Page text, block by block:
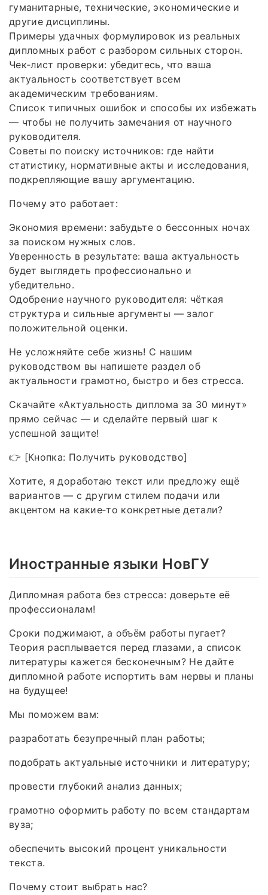
гуманитарные, технические, экономические и
другие дисциплины.
Примеры удачных формулировок из реальных
дипломных работ с разбором сильных сторон.
Чек‑лист проверки: убедитесь, что ваша
актуальность соответствует всем
академическим требованиям.
Список типичных ошибок и способы их избежать
— чтобы не получить замечания от научного
руководителя.
Советы по поиску источников: где найти
статистику, нормативные акты и исследования,
подкрепляющие вашу аргументацию.
Почему это работает:
Экономия времени: забудьте о бессонных ночах
за поиском нужных слов.
Уверенность в результате: ваша актуальность
будет выглядеть профессионально и
убедительно.
Одобрение научного руководителя: чёткая
структура и сильные аргументы — залог
положительной оценки.
Не усложняйте себе жизнь! С нашим
руководством вы напишете раздел об
актуальности грамотно, быстро и без стресса.
Скачайте «Актуальность диплома за 30 минут»
прямо сейчас — и сделайте первый шаг к
успешной защите!
👉 [Кнопка: Получить руководство]
Хотите, я доработаю текст или предложу ещё
вариантов — с другим стилем подачи или
акцентом на какие‑то конкретные детали?
Иностранные языки НовГУ
Дипломная работа без стресса: доверьте её
профессионалам!
Сроки поджимают, а объём работы пугает?
Теория расплывается перед глазами, а список
литературы кажется бесконечным? Не дайте
дипломной работе испортить вам нервы и планы
на будущее!
Мы поможем вам:
разработать безупречный план работы;
подобрать актуальные источники и литературу;
провести глубокий анализ данных;
грамотно оформить работу по всем стандартам
вуза;
обеспечить высокий процент уникальности
текста.
Почему стоит выбрать нас?